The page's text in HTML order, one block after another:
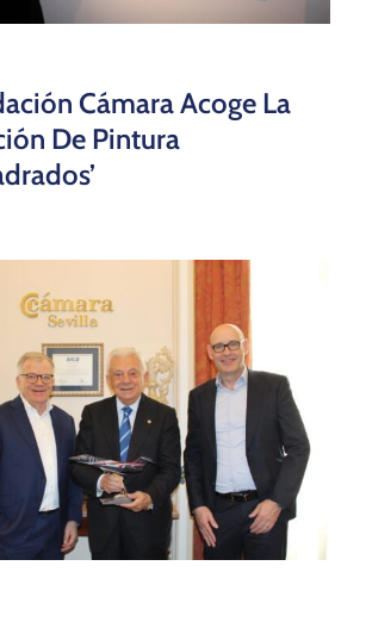
Cámara Acoge La
De Pintura